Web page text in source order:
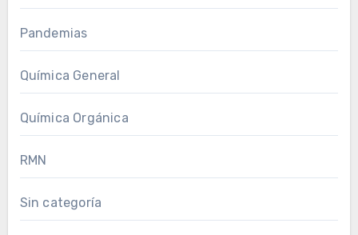
Pandemias
Química General
Química Orgánica
RMN
Sin categoría